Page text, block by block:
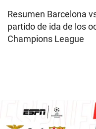
Resumen Barcelona
partido de ida de los
Champions League